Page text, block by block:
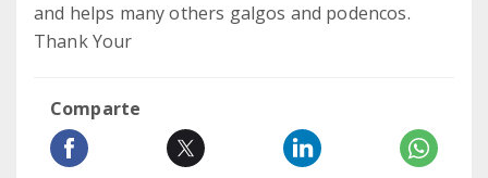
and helps many others galgos and podencos.
Thank Your
Comparte